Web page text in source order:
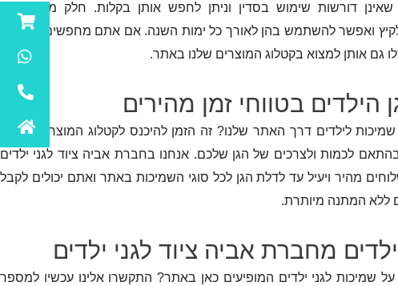
דורשות שימוש בסדין וניתן לחפש אותן בקלות. חלק מהשמיכות
ואפשר להשתמש בהן לאורך כל ימות השנה. אם אתם מחפשים שמיכות
גם אותן למצוא בקטלוג המוצרים שלנו באתר.
הילדים בטווחי זמן מהירים
לילדים דרך האתר שלנו? זה הזמן להיכנס לקטלוג המוצרים באתר
לכמות ולצרכים של הגן שלכם. אנחנו בחברת אביה ציוד לגני ילדים
מהיר ויעיל עד לדלת הגן לכל סוגי השמיכות באתר ואתם יכולים לקבל
ללא המתנה מיותרת.
מחברת אביה ציוד לגני ילדים
שמיכות לגני ילדים המופיעים כאן באתר? התקשרו אלינו עכשיו למספר